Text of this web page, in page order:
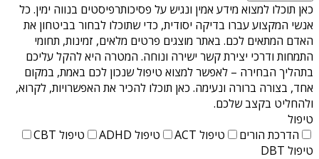
כאן תוכלו למצוא מידע אמין ונגיש על פסיכותרפיסטים בנווה ימין. כל
אנשי המקצוע עברו בדיקה יסודית, כדי שתוכלו לבחור בביטחון את
האדם המתאים לכם. באתר מוצגים פרטים מלאים, זמינות, תחומי
התמחות ודרכי יצירת קשר ישירה ונוחה. המטרה היא להקל עליכם
בתהליך הבחירה – לאפשר למצוא טיפול שנכון לכם באמת, במקום
אחד, בצורה ברורה ונעימה. כאן תוכלו להכיר את האפשרויות, לקרוא,
ולהחליט בקצב שלכם.
טיפול
הדרכת הורים
טיפול ACT טיפול ADHD
טיפול CBT
טיפול DBT